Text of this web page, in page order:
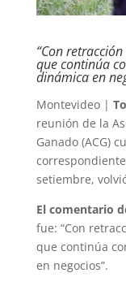
“Con
que continúa
dinámica en
Montevideo |
reunión de la
Ganado (ACG)
setiembre,
El comentario
fue: “Con
que continúa
en negocios”.